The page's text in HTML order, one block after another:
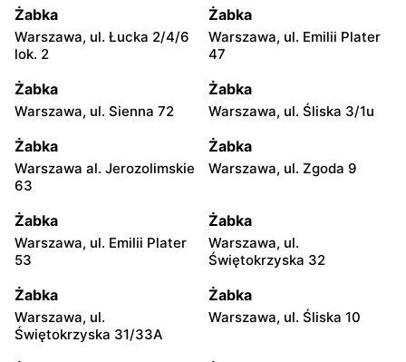
Żabka
Warszawa, ul. Łucka 2/4/6
lok. 2
Żabka
Warszawa, ul. Emilii Plater
47
Żabka
Warszawa, ul. Sienna 72
Żabka
Warszawa, ul. Śliska 3/1u
Żabka
Warszawa al. Jerozolimskie
63
Żabka
Warszawa, ul. Zgoda 9
Żabka
Warszawa, ul. Emilii Plater
53
Żabka
Warszawa, ul.
Świętokrzyska 32
Żabka
Warszawa, ul.
Świętokrzyska 31/33A
Żabka
Warszawa, ul. Śliska 10